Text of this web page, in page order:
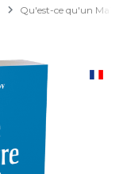
Qu'est-ce qu'un